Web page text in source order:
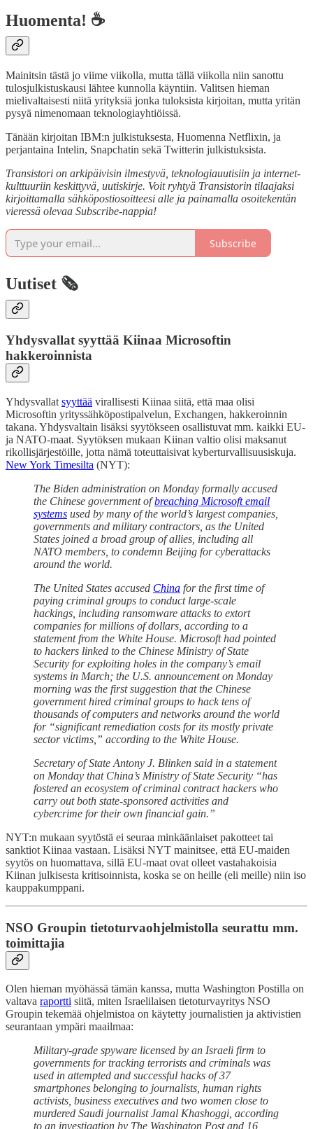
Huomenta! ☕
Mainitsin tästä jo viime viikolla, mutta tällä viikolla niin sanottu
tulosjulkistuskausi lähtee kunnolla käyntiin. Valitsen hieman
mielivaltaisesti niitä yrityksiä jonka tuloksista kirjoitan, mutta yritän
pysyä nimenomaan teknologiayhtiöissä.
Tänään kirjoitan IBM:n julkistuksesta, Huomenna Netflixin, ja
perjantaina Intelin, Snapchatin sekä Twitterin julkistuksista.
Transistori on arkipäivisin ilmestyvä, teknologiauutisiin ja internet-
kulttuuriin keskittyvä, uutiskirje. Voit ryhtyä Transistorin tilaajaksi
kirjoittamalla sähköpostiosoitteesi alle ja painamalla osoitekentän
vieressä olevaa Subscribe-nappia!
Subscribe
Uutiset 🗞️
Yhdysvallat syyttää Kiinaa Microsoftin
hakkeroinnista
Yhdysvallat syyttää virallisesti Kiinaa siitä, että maa olisi
Microsoftin yrityssähköpostipalvelun, Exchangen, hakkeroinnin
takana. Yhdysvaltain lisäksi syytökseen osallistuvat mm. kaikki EU-
ja NATO-maat. Syytöksen mukaan Kiinan valtio olisi maksanut
rikollisjärjestöille, jotta nämä toteuttaisivat kyberturvallisuusiskuja.
New York Timesilta (NYT):
The Biden administration on Monday formally accused
the Chinese government ofbreaching Microsoft email
systems used by many of the world’s largest companies,
governments and military contractors, as the United
States joined a broad group of allies, including all
NATO members, to condemn Beijing for cyberattacks
around the world.
The United States accused China for the first time of
paying criminal groups to conduct large-scale
hackings, including ransomware attacks to extort
companies for millions of dollars, according to a
statement from the White House. Microsoft had pointed
to hackers linked to the Chinese Ministry of State
Security for exploiting holes in the company’s email
systems in March; the U.S. announcement on Monday
morning was the first suggestion that the Chinese
government hired criminal groups to hack tens of
thousands of computers and networks around the world
for “significant remediation costs for its mostly private
sector victims,” according to the White House.
Secretary of State Antony J. Blinken said in a statement
on Monday that China’s Ministry of State Security “has
fostered an ecosystem of criminal contract hackers who
carry out both state-sponsored activities and
cybercrime for their own financial gain.”
NYT:n mukaan syytöstä ei seuraa minkäänlaiset pakotteet tai
sanktiot Kiinaa vastaan. Lisäksi NYT mainitsee, että EU-maiden
syytös on huomattava, sillä EU-maat ovat olleet vastahakoisia
Kiinan julkisesta kritisoinnista, koska se on heille (eli meille) niin iso
kauppakumppani.
NSO Groupin tietoturvaohjelmistolla seurattu mm.
toimittajia
Olen hieman myöhässä tämän kanssa, mutta Washington Postilla on
valtava raportti siitä, miten Israelilaisen tietoturvayritys NSO
Groupin tekemää ohjelmistoa on käytetty journalistien ja aktivistien
seurantaan ympäri maailmaa:
Military-grade spyware licensed by an Israeli firm to
governments for tracking terrorists and criminals was
used in attempted and successful hacks of 37
smartphones belonging to journalists, human rights
activists, business executives and two women close to
murdered Saudi journalist Jamal Khashoggi, according
to an investigation by The Washington Post and 16